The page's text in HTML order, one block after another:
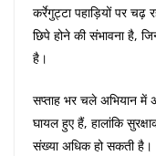
कर्रेगुट्टा पहाड़ियों पर
छिपे होने की संभावना है,
है।
सप्ताह भर चले अभियान में
घायल हुए हैं, हालांकि
संख्या अधिक हो सकती है।